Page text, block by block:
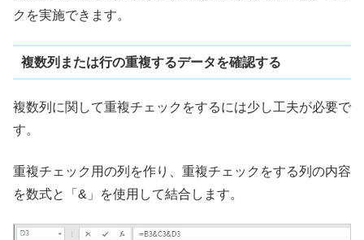
クを実施できます。
複数列または行の重複するデータを確認する
複数列に関して重複チェックをするには少し工夫が必要で
す。
重複チェック用の列を作り、重複チェックをする列の内容
を数式と「&」を使用して結合します。